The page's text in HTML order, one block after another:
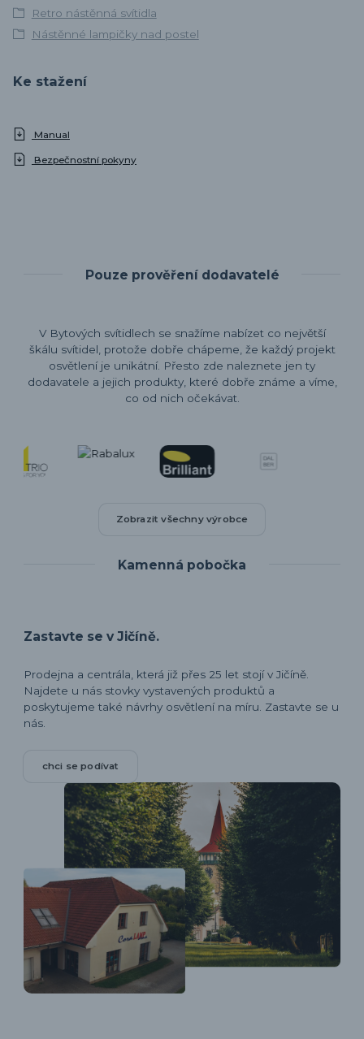
Retro nástěnná svítidla
Nástěnné lampičky nad postel
Ke stažení
Manual
Bezpečnostní pokyny
Pouze prověření dodavatelé
V Bytových svítidlech se snažíme nabízet co největší
škálu svítidel, protože dobře chápeme, že každý projekt
osvětlení je unikátní. Přesto zde naleznete jen ty
dodavatele a jejich produkty, které dobře známe a víme,
co od nich očekávat.
Zobrazit všechny výrobce
Kamenná pobočka
Zastavte se v Jičíně.
Prodejna a centrála, která již přes 25 let stojí v Jičíně.
Najdete u nás stovky vystavených produktů a
poskytujeme také návrhy osvětlení na míru. Zastavte se u
nás.
chci se podívat